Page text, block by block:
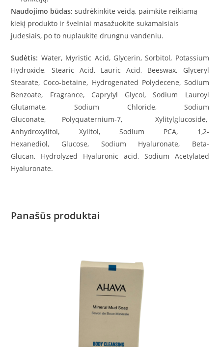
Naudojimo būdas: sudrėkinkite veidą, paimkite reikiamą
kiekį produkto ir švelniai masažuokite sukamaisiais
judesiais, po to nuplaukite drungnu vandeniu.
Sudėtis: Water, Myristic Acid, Glycerin, Sorbitol, Potassium
Hydroxide, Stearic Acid, Lauric Acid, Beeswax, Glyceryl
Stearate, Coco-betaine, Hydrogenated Polydecene, Sodium
Benzoate, Fragrance, Caprylyl Glycol, Sodium Lauroyl
Glutamate, Sodium Chloride, Sodium
Gluconate, Polyquaternium-7, Xylitylglucoside,
Anhydroxylitol, Xylitol, Sodium PCA, 1,2-
Hexanediol, Glucose, Sodium Hyaluronate, Beta-
Glucan, Hydrolyzed Hyaluronic acid, Sodium Acetylated
Hyaluronate.
Panašūs produktai